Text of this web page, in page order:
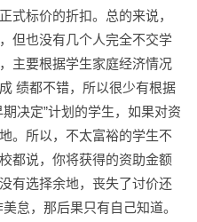
式标价的折扣。总的来说，
但也没有几个人完全不交学
主要根据学生家庭经济情况
绩都不错，所以很少有根据
决定”计划的学生，如果对资
。所以，不太富裕的学生不
都说，你将获得的资助金额
有选择余地，丧失了讨价还
怠，那后果只有自己知道。